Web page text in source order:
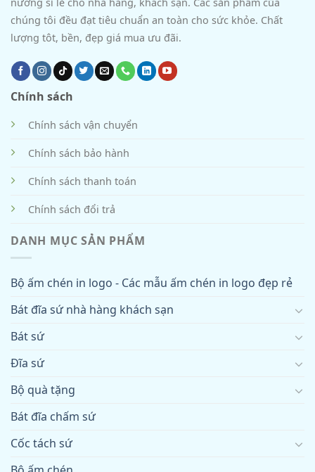
chúng tôi đều đạt tiêu chuẩn an toàn cho sức khỏe. Chất
lượng tôt, bền, đẹp giá mua ưu đãi.
Chính sách
Chính sách vận chuyển
Chính sách bảo hành
Chính sách thanh toán
Chính sách đổi trả
DANH MỤC SẢN PHẨM
Bộ ấm chén in logo - Các mẫu ấm chén in logo đẹp rẻ
Bát đĩa sứ nhà hàng khách sạn
Bát sứ
Đĩa sứ
Bộ quà tặng
Bát đĩa chấm sứ
Cốc tách sứ